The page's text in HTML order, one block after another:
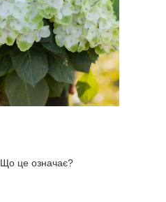
Що це означає?